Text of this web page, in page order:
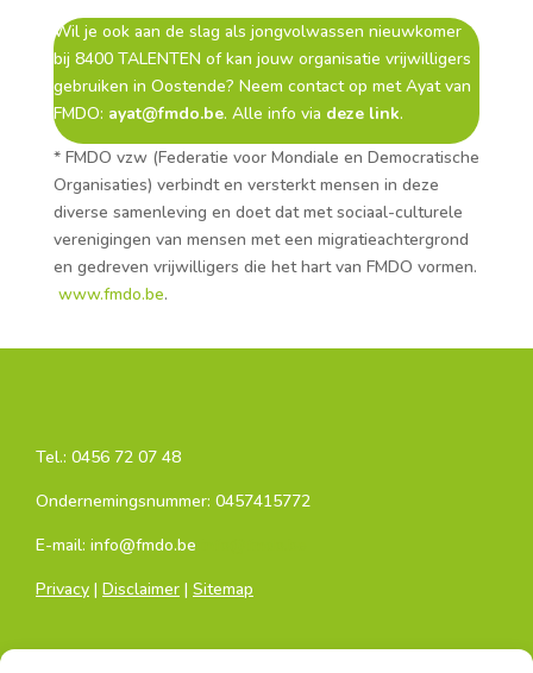
Wil je ook aan de slag als jongvolwassen nieuwkomer
bij 8400 TALENTEN of kan jouw organisatie vrijwilligers
gebruiken in Oostende? Neem contact op met Ayat van
FMDO: ayat@fmdo.be. Alle info via deze link.
* FMDO vzw (Federatie voor Mondiale en Democratische
Organisaties) verbindt en versterkt mensen in deze
diverse samenleving en doet dat met sociaal-culturele
verenigingen van mensen met een migratieachtergrond
en gedreven vrijwilligers die het hart van FMDO vormen.​
www.fmdo.be.
Tel.: 0456 72 07 48
Ondernemingsnummer: 0457415772
E-mail: info@fmdo.be
Privacy | Disclaimer | Sitemap